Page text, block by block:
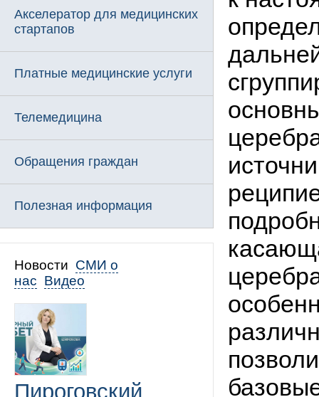
Акселератор для медицинских
стартапов
Платные медицинские услуги
Телемедицина
Обращения граждан
Полезная информация
Новости СМИ о
нас Видео
Пироговский